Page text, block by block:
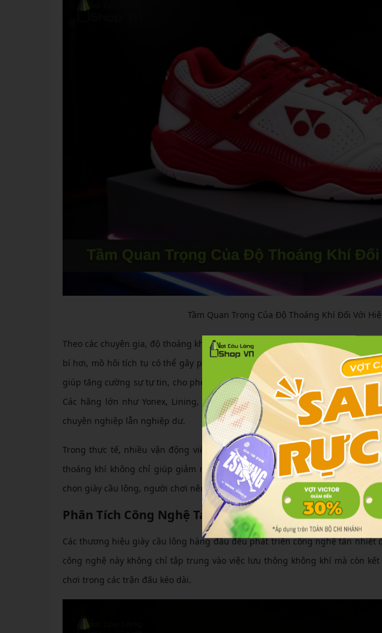
Tầm Quan Trọng Của Độ Thoáng Khí Đối Với
Theo các chuyên gia, độ thoáng khí ảnh hưởng trực tiếp đến khả năng tập
bí hơi, mồ hôi tích tụ có thể gây phồng rộp da chân, làm giảm tốc độ di
giúp tăng cường sự tự tin, cho phép vận động viên thực hiện các pha đánh
Các hãng lớn như Yonex, Lining, Mizuno và Victor đều đầu tư vào công
chuyên nghiệp lẫn nghiệp dư.
Trong thực tế, nhiều vận động viên hàng đầu thế giới chọn giày dựa trên
thoáng khí không chỉ giúp giảm nguy cơ chấn thương mà còn cải thiện
chọn giày cầu lông, người chơi nên ưu tiên các mẫu có lưới thông gió và hệ
Phân Tích Công Nghệ Tản Nhiệt Độc Quyền Của Các
Các thương hiệu giày cầu lông hàng đầu đều phát triển công nghệ tản nhiệt
công nghệ này không chỉ tập trung vào việc lưu thông không khí mà còn
chơi trong các trận đấu kéo dài.